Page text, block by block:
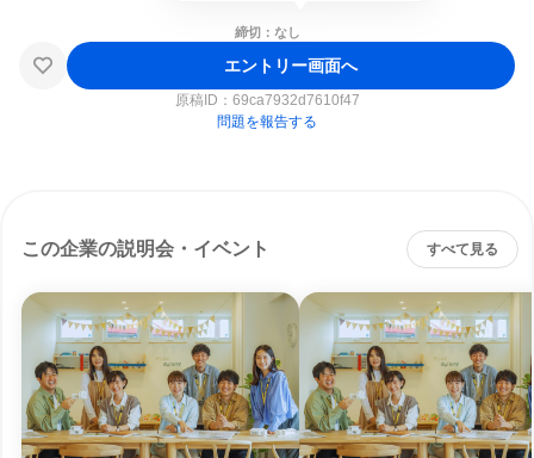
締切：なし
エントリー画面へ
原稿ID： 69ca7932d7610f47
問題を報告する
この企業の説明会・イベント すべて見る